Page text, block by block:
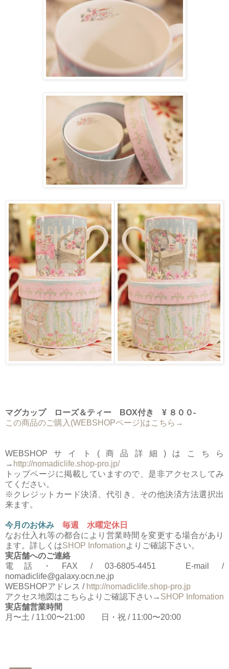
マグカップ ローズ＆ティー BOX付き ¥ ８００-
この商品のご購入(WEBSHOPページ)はこちら→
WEBSHOPサイト(商品詳細)はこちら
→ http://nomadiclife.shop-pro.jp/
トップページに掲載していますので、是非アクセスしてみ
てください。
※クレジットカード決済、代引き、その他決済方法選択出
来ます。
今月のお休み
毎週 水曜定休日
なお仕入れ等の都合により営業時間を変更する場合があり
ます。詳しくはSHOP Infomationよりご確認下さい。
実店舗へのご連絡
電話・FAX / 03-6805-4451 E-mail /
nomadiclife@galaxy.ocn.ne.jp
WEBSHOPアドレス / http://nomadiclife.shop-pro.jp
アクセス地図はこちらよりご確認下さい→ SHOP Infomation
実店舗営業時間
月〜土 / 11:00〜21:00 日・祝 / 11:00〜20:00